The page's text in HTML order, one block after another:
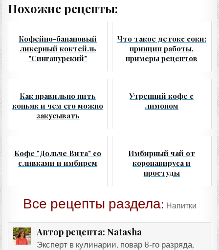
Похожие рецепты:
Кофейно-банановый
ликерный коктейль
"Сингапурский"
Что такое детокс соки:
принцип работы,
примеры рецептов
Как правильно пить
коньяк и чем его можно
закусывать
Утренний кофе с
лимоном
Кофе "Дольче Вита" со
сливками и имбирем
Имбирный чай от
коронавируса и
простуды
Все рецепты раздела: Напитки
Автор рецепта: Natasha
Эксперт в кулинарии, повар 6-го разряда,